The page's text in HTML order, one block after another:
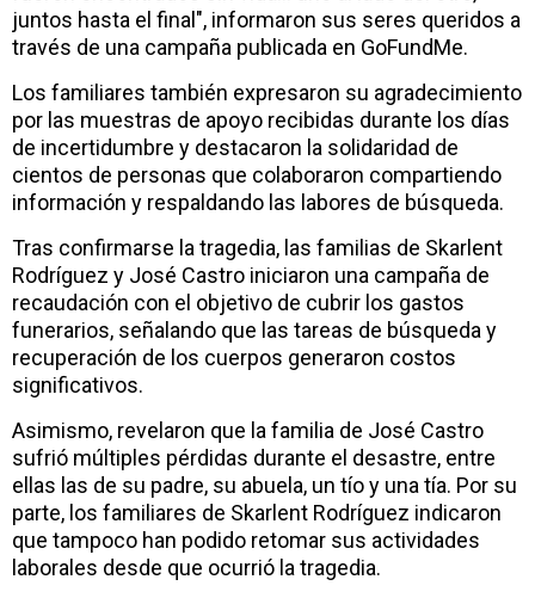
juntos hasta el final", informaron sus seres queridos a
través de una campaña publicada en GoFundMe.
Los familiares también expresaron su agradecimiento
por las muestras de apoyo recibidas durante los días
de incertidumbre y destacaron la solidaridad de
cientos de personas que colaboraron compartiendo
información y respaldando las labores de búsqueda.
Tras confirmarse la tragedia, las familias de Skarlent
Rodríguez y José Castro iniciaron una campaña de
recaudación con el objetivo de cubrir los gastos
funerarios, señalando que las tareas de búsqueda y
recuperación de los cuerpos generaron costos
significativos.
Asimismo, revelaron que la familia de José Castro
sufrió múltiples pérdidas durante el desastre, entre
ellas las de su padre, su abuela, un tío y una tía. Por su
parte, los familiares de Skarlent Rodríguez indicaron
que tampoco han podido retomar sus actividades
laborales desde que ocurrió la tragedia.